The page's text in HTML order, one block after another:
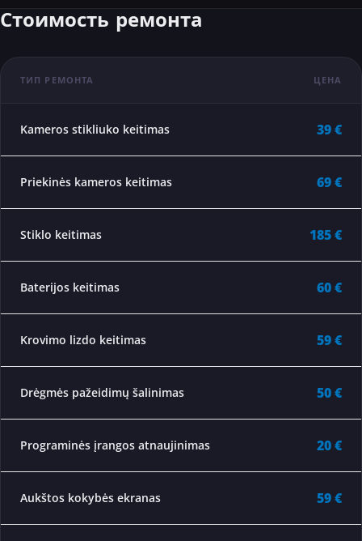
Стоимость ремонта
ТИП РЕМОНТА ЦЕНА
Kameros stikliuko keitimas 39 €
Priekinės kameros keitimas 69 €
Stiklo keitimas 185 €
Baterijos keitimas 60 €
Krovimo lizdo keitimas 59 €
Drėgmės pažeidimų šalinimas 50 €
Programinės įrangos atnaujinimas 20 €
Aukštos kokybės ekranas 59 €